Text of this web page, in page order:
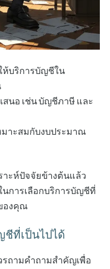
ห้บริการบัญชีใน
สนอ เช่น บัญชีภาษี และ
าะสมกับงบประมาณ
ะห์ปัจจัยข้างต้นแล้ว
การเลือกบริการบัญชีที่
องคุณ
ที่เป็นไปได้
ถามคำถามสำคัญเพื่อ